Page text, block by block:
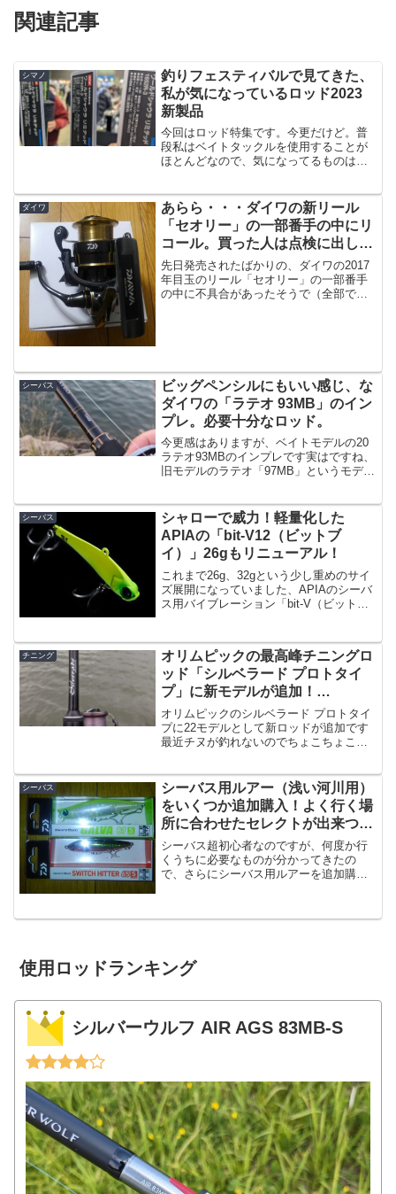
関連記事
シマノ
釣りフェスティバルで見てきた、
私が気になっているロッド2023
新製品
今回はロッド特集です。今更だけど。普
段私はベイトタックルを使用することが
ほとんどなので、気になってるものはベ
ングリールを予約しました。それで久々
にスピニングタックル...
ダイワ
あらら・・・ダイワの新リール
「セオリー」の一部番手の中にリ
コール。買った人は点検に出しま
しょう。
先日発売されたばかりの、ダイワの2017
年目玉のリール「セオリー」の一部番手
の中に不具合があったそうで（全部では
シーバス
ビッグペンシルにもいい感じ、な
ダイワの「ラテオ 93MB」のイン
プレ。必要十分なロッド。
今更感はありますが、ベイトモデルの20
ラテオ93MBのインプレです実はですね、
旧モデルのラテオ「97MB」というモデル
ンシル投げるようなシーバス釣りをする
と思ってなかっ...
シーバス
シャローで威力！軽量化した
APIAの「bit-V12（ビットブ
イ）」26gもリニューアル！
これまで26g、32gという少し重めのサイ
ズ展開になっていました、APIAのシーバ
ス用バイブレーション「bit-V（ビットブ
加となりました。実釣解説動画が...
チニング
オリムピックの最高峰チニングロ
ッド「シルベラード プロトタイ
プ」に新モデルが追加！
（22GSILPS-832M）
オリムピックのシルベラード プロトタイ
プに22モデルとして新ロッドが追加です
最近チヌが釣れないのでちょこちょこシ
です。という近況はさておき、オリムピ
ックから22モデルと...
シーバス
シーバス用ルアー（浅い河川用）
をいくつか追加購入！よく行く場
所に合わせたセレクトが出来つつ
ある。
シーバス超初心者なのですが、何度か行
くうちに必要なものが分かってきたの
で、さらにシーバス用ルアーを追加購入
なるのですが、（川幅300mくらい？）、
使用ロッドランキング
シルバーウルフ AIR AGS 83MB-S